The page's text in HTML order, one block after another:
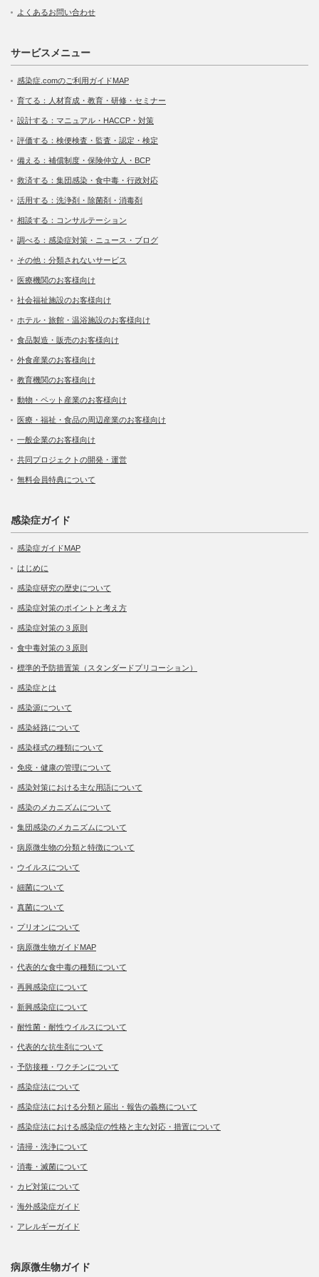
よくあるお問い合わせ
サービスメニュー
感染症.comのご利用ガイドMAP
育てる：人材育成・教育・研修・セミナー
設計する：マニュアル・HACCP・対策
評価する：検便検査・監査・認定・検定
備える：補償制度・保険仲立人・BCP
救済する：集団感染・食中毒・行政対応
活用する：洗浄剤・除菌剤・消毒剤
相談する：コンサルテーション
調べる：感染症対策・ニュース・ブログ
その他：分類されないサービス
医療機関のお客様向け
社会福祉施設のお客様向け
ホテル・旅館・温浴施設のお客様向け
食品製造・販売のお客様向け
外食産業のお客様向け
教育機関のお客様向け
動物・ペット産業のお客様向け
医療・福祉・食品の周辺産業のお客様向け
一般企業のお客様向け
共同プロジェクトの開発・運営
無料会員特典について
感染症ガイド
感染症ガイドMAP
はじめに
感染症研究の歴史について
感染症対策のポイントと考え方
感染症対策の３原則
食中毒対策の３原則
標準的予防措置策（スタンダードプリコーション）
感染症とは
感染源について
感染経路について
感染様式の種類について
免疫・健康の管理について
感染対策における主な用語について
感染のメカニズムについて
集団感染のメカニズムについて
病原微生物の分類と特徴について
ウイルスについて
細菌について
真菌について
プリオンについて
病原微生物ガイドMAP
代表的な食中毒の種類について
再興感染症について
新興感染症について
耐性菌・耐性ウイルスについて
代表的な抗生剤について
予防接種・ワクチンについて
感染症法について
感染症法における分類と届出・報告の義務について
感染症法における感染症の性格と主な対応・措置について
清掃・洗浄について
消毒・滅菌について
カビ対策について
海外感染症ガイド
アレルギーガイド
病原微生物ガイド